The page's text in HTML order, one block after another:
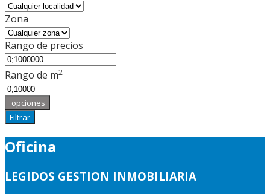
Zona
Rango de precios
Rango de m2
opciones
Filtrar
Oficina
LEGIDOS GESTION INMOBILIARIA